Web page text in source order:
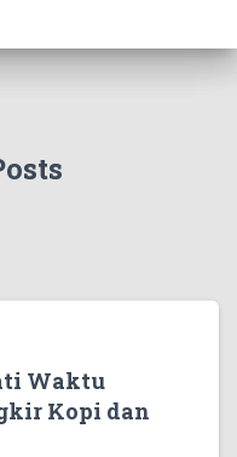
Waktu
Kopi dan